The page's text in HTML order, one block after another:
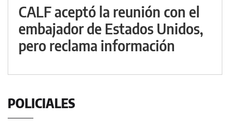
CALF aceptó la reunión con el
embajador de Estados Unidos,
pero reclama información
POLICIALES